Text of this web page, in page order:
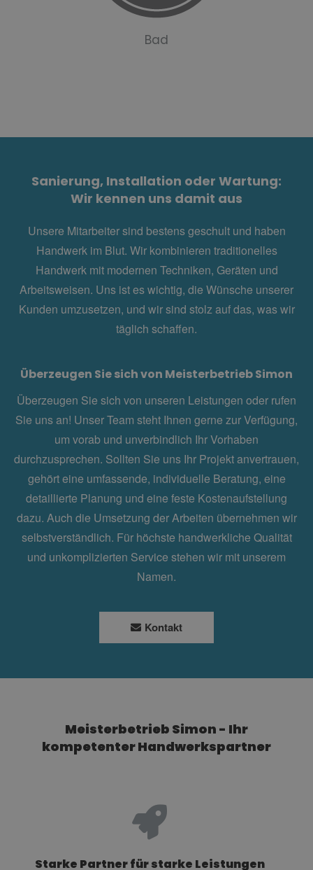
Bad
Sanierung, Installation oder Wartung:
Wir kennen uns damit aus
Unsere Mitarbeiter sind bestens geschult und haben
Handwerk im Blut. Wir kombinieren traditionelles
Handwerk mit modernen Techniken, Geräten und
Arbeitsweisen. Uns ist es wichtig, die Wünsche unserer
Kunden umzusetzen, und wir sind stolz auf das, was wir
täglich schaffen.
Überzeugen Sie sich von Meisterbetrieb Simon
Überzeugen Sie sich von unseren Leistungen oder rufen
Sie uns an! Unser Team steht Ihnen gerne zur Verfügung,
um vorab und unverbindlich Ihr Vorhaben
durchzusprechen. Sollten Sie uns Ihr Projekt anvertrauen,
gehört eine umfassende, individuelle Beratung, eine
detaillierte Planung und eine feste Kostenaufstellung
dazu. Auch die Umsetzung der Arbeiten übernehmen wir
selbstverständlich. Für höchste handwerkliche Qualität
und unkomplizierten Service stehen wir mit unserem
Namen.
Kontakt
Meisterbetrieb Simon - Ihr
kompetenter Handwerkspartner
Starke Partner für starke Leistungen